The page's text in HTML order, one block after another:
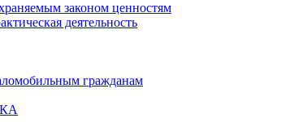
законом ценностям
деятельность
гражданам